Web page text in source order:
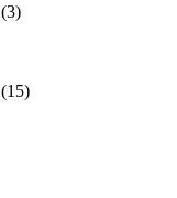
(3)
(15)